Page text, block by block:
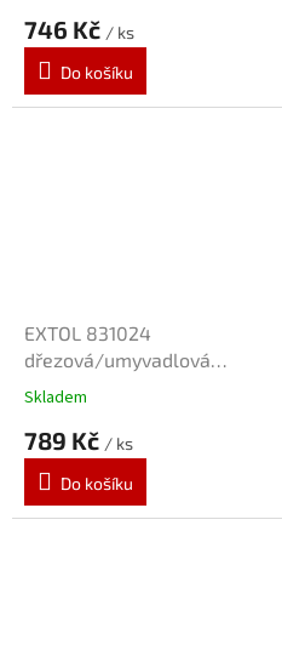
746 Kč / ks
Do košíku
EXTOL 831024
dřezová/umyvadlová
baterie černá
Skladem
789 Kč / ks
Do košíku